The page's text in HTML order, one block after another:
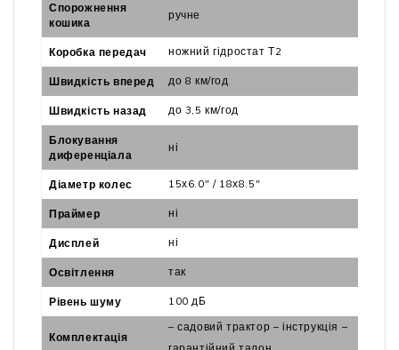
Спорожнення
кошика
ручне
Коробка передач ножний гідростат Т2
Швидкість вперед до 8 км/год
Швидкість назад до 3,5 км/год
Блокування
диференціала
ні
Діаметр колес 15х6.0" / 18х8.5"
Праймер ні
Дисплей ні
Освітлення так
Рівень шуму 100 дБ
Комплектація
– садовий трактор – інструкція –